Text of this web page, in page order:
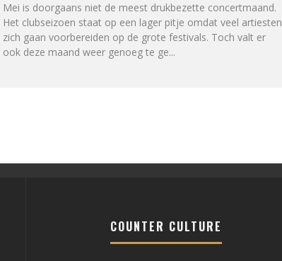
Mei is doorgaans niet de meest drukbezette concertmaand.
Het clubseizoen staat op een lager pitje omdat veel artiesten
zich gaan voorbereiden op de grote festivals. Toch valt er
ook deze maand weer genoeg te ge...
COUNTER CULTURE